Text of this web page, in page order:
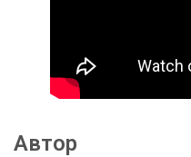
Автор